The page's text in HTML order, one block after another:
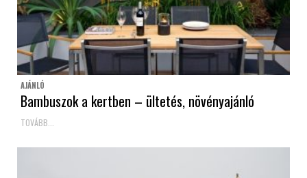
AJÁNLÓ
Bambuszok a kertben – ültetés, növényajánló
TOVÁBB...